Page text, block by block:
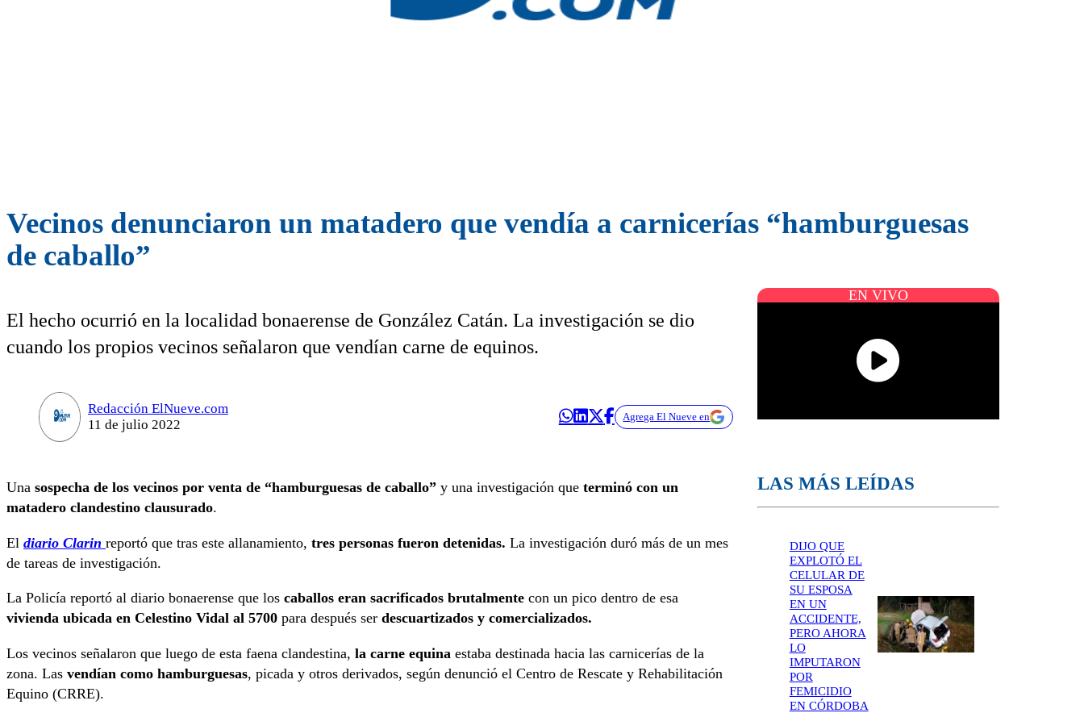
Vecinos denunciaron un matadero que vendía a carnicerías “hamburguesas
de caballo”
El hecho ocurrió en la localidad bonaerense de González Catán. La investigación se dio
cuando los propios vecinos señalaron que vendían carne de equinos.
Redacción ElNueve.com
11 de julio 2022
Agrega El Nueve en
Una sospecha de los vecinos por venta de “hamburguesas de caballo” y una investigación que terminó con un
matadero clandestino clausurado.
El diario Clarin reportó que tras este allanamiento, tres personas fueron detenidas. La investigación duró más de un mes
de tareas de investigación.
La Policía reportó al diario bonaerense que los caballos eran sacrificados brutalmente con un pico dentro de esa
vivienda ubicada en Celestino Vidal al 5700 para después ser descuartizados y comercializados.
Los vecinos señalaron que luego de esta faena clandestina, la carne equina estaba destinada hacia las carnicerías de la
zona. Las vendían como hamburguesas, picada y otros derivados, según denunció el Centro de Rescate y Rehabilitación
Equino (CRRE).
EN VIVO
LAS MÁS LEÍDAS
DIJO QUE
EXPLOTÓ EL
CELULAR DE
SU ESPOSA
EN UN
ACCIDENTE,
PERO AHORA
LO
IMPUTARON
POR
FEMICIDIO
EN CÓRDOBA